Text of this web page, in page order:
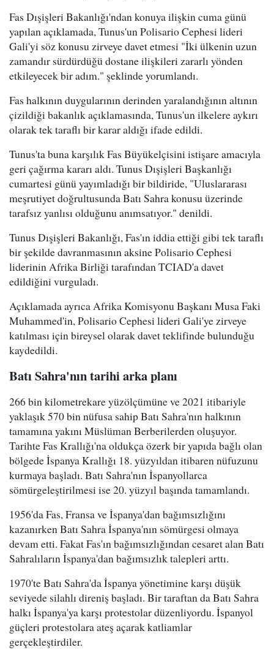
Fas Dışişleri Bakanlığı'ndan konuya ilişkin cuma günü
yapılan açıklamada, Tunus'un Polisario Cephesi lideri
Gali'yi söz konusu zirveye davet etmesi "İki ülkenin uzun
zamandır sürdürdüğü dostane ilişkileri zararlı yönden
etkileyecek bir adım." şeklinde yorumlandı.
Fas halkının duygularının derinden yaralandığının altının
çizildiği bakanlık açıklamasında, Tunus'un ilkelere aykırı
olarak tek taraflı bir karar aldığı ifade edildi.
Tunus'ta buna karşılık Fas Büyükelçisini istişare amacıyla
geri çağırma kararı aldı. Tunus Dışişleri Başkanlığı
cumartesi günü yayımladığı bir bildiride, "Uluslararası
meşrutiyet doğrultusunda Batı Sahra konusu üzerinde
tarafsız yanlısı olduğunu anımsatıyor." denildi.
Tunus Dışişleri Bakanlığı, Fas'ın iddia ettiği gibi tek taraflı
bir şekilde davranmasının aksine Polisario Cephesi
liderinin Afrika Birliği tarafından TCIAD'a davet
edildiğini vurguladı.
Açıklamada ayrıca Afrika Komisyonu Başkanı Musa Faki
Muhammed'in, Polisario Cephesi lideri Gali'ye zirveye
katılması için bireysel olarak davet teklifinde bulunduğu
kaydedildi.
Batı Sahra'nın tarihi arka planı
266 bin kilometrekare yüzölçümüne ve 2021 itibariyle
yaklaşık 570 bin nüfusa sahip Batı Sahra'nın halkının
tamamına yakını Müslüman Berberilerden oluşuyor.
Tarihte Fas Krallığı'na oldukça özerk bir yapıda bağlı olan
bölgede İspanya Krallığı 18. yüzyıldan itibaren nüfuzunu
kurmaya başladı. Batı Sahra'nın İspanyollarca
sömürgeleştirilmesi ise 20. yüzyıl başında tamamlandı.
1956'da Fas, Fransa ve İspanya'dan bağımsızlığını
kazanırken Batı Sahra İspanya'nın sömürgesi olmaya
devam etti. Fakat Fas'ın bağımsızlığından cesaret alan Batı
Sahralıların İspanya'dan bağımsızlık talepleri arttı.
1970'te Batı Sahra'da İspanya yönetimine karşı düşük
seviyede silahlı direniş başladı. Bir taraftan da Batı Sahra
halkı İspanya'ya karşı protestolar düzenliyordu. İspanyol
güçleri protestolara ateş açarak katliamlar
gerçekleştirdiler.